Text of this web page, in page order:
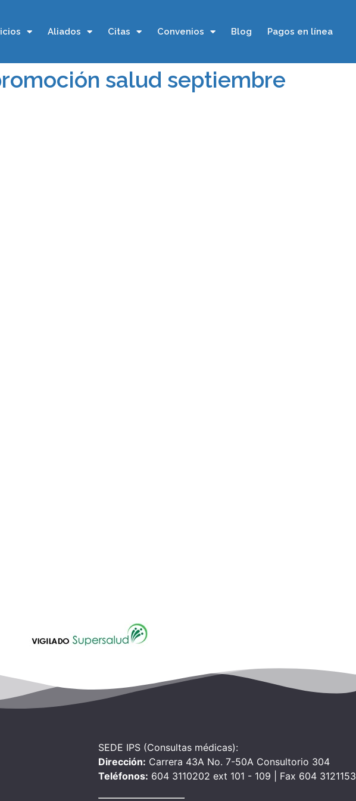
Aliados Citas Convenios Blog Pagos en línea
salud septiembre
SEDE IPS (Consultas médicas):
Dirección: Carrera 43A No. 7-50A Consultorio 304
Teléfonos: 604 3110202 ext 101 - 109 | Fax 604 3121153